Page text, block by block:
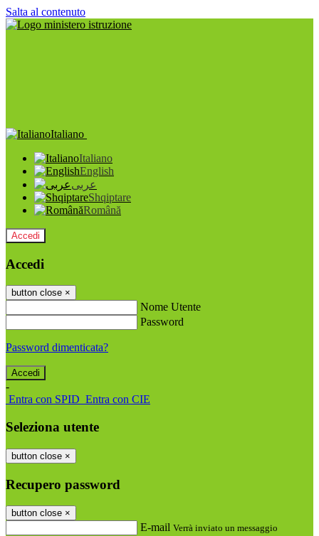
Salta al contenuto
Italiano
Italiano
English
عربى
Shqiptare
Română
Accedi
Accedi
button close ×
Nome Utente
Password
Password dimenticata?
-
Entra con SPID Entra con CIE
Seleziona utente
button close ×
Recupero password
button close ×
E-mail Verrà inviato un messaggio